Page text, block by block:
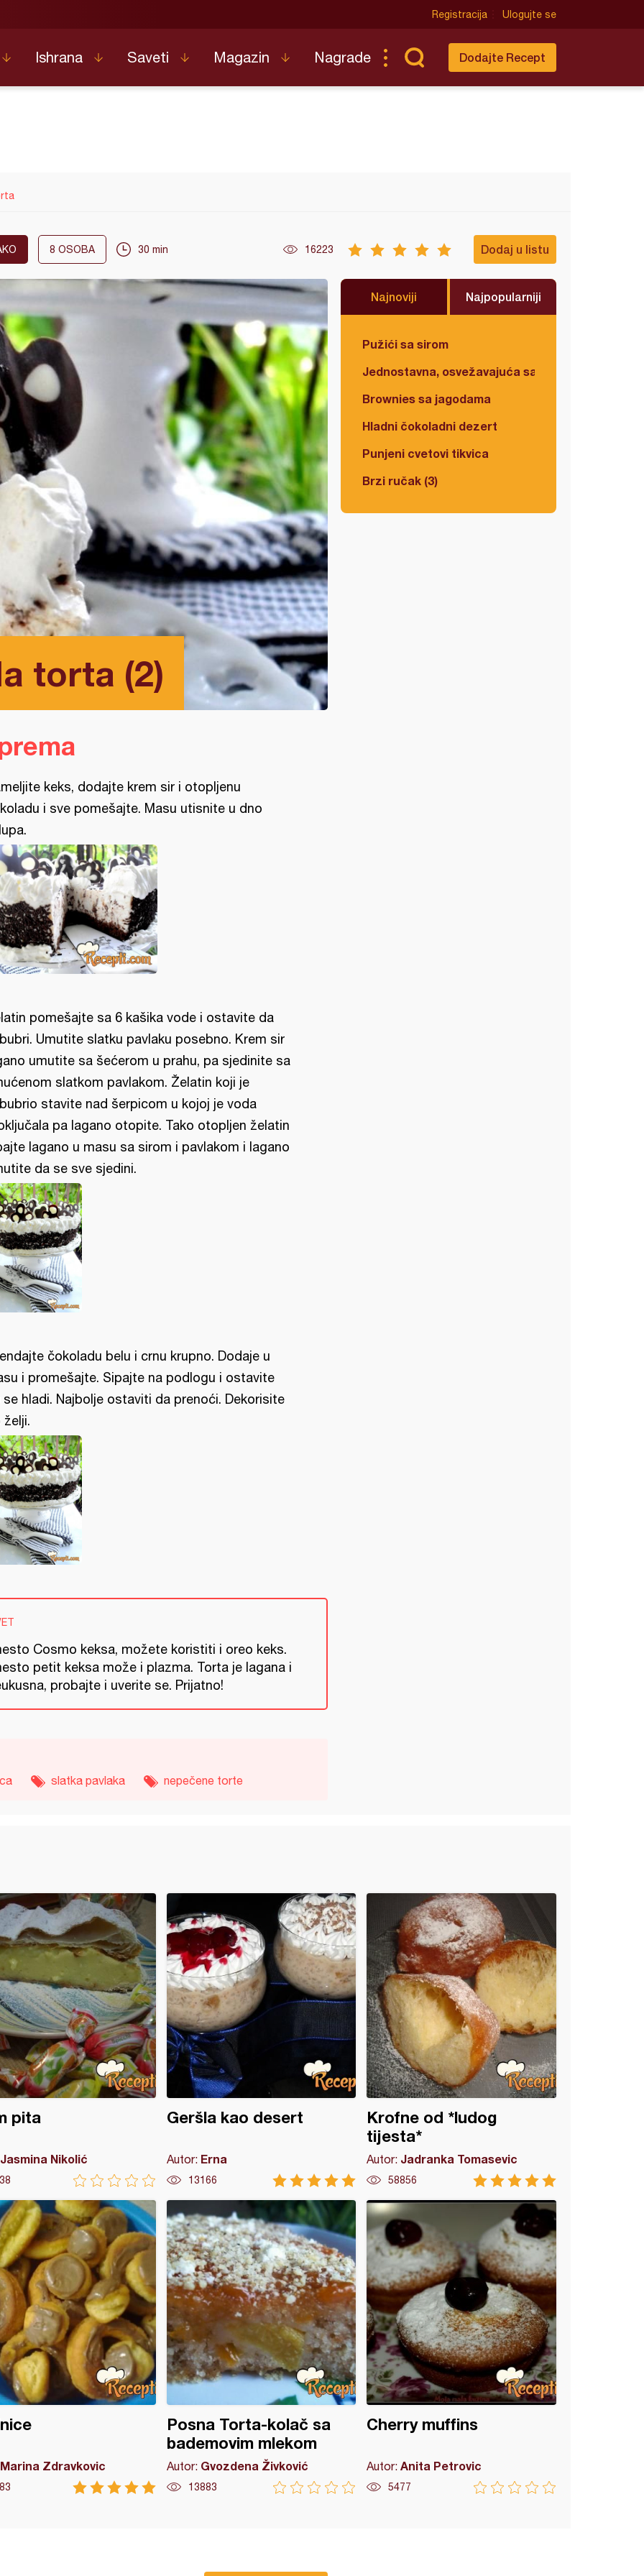
Registracija Ulogujte se
Ishrana Saveti Magazin Nagrade Dodajte Recept
8 OSOBA 30 min 16223 Dodaj u listu
torta (2)
Najnoviji Najpopularniji
Pužići sa sirom
Jednostavna, osvežavajuća salata
Brownies sa jagodama
Hladni čokoladni dezert
Punjeni cvetovi tikvica
Brzi ručak (3)
keks, dodajte krem sir i otopljenu
i sve pomešajte. Masu utisnite u dno
pomešajte sa 6 kašika vode i ostavite da
Umutite slatku pavlaku posebno. Krem sir
umutite sa šećerom u prahu, pa sjedinite sa
slatkom pavlakom. Želatin koji je
stavite nad šerpicom u kojoj je voda
pa lagano otopite. Tako otopljen želatin
lagano u masu sa sirom i pavlakom i lagano
da se sve sjedini.
čokoladu belu i crnu krupno. Dodaje u
i promešajte. Sipajte na podlogu i ostavite
se hladi. Najbolje ostaviti da prenoći. Dekorisite
želji.
Cosmo keksa, možete koristiti i oreo keks.
petit keksa može i plazma. Torta je lagana i
probajte i uverite se. Prijatno!
slatka pavlaka nepečene torte
pita
Jasmina Nikolić
Geršla kao desert
Autor: Erna
13166
Krofne od *ludog
tijesta*
Autor: Jadranka Tomasevic
58856
Marina Zdravkovic
Posna Torta-kolač sa
bademovim mlekom
Autor: Gvozdena Živković
13883
Cherry muffins
Autor:Anita Petrovic
5477